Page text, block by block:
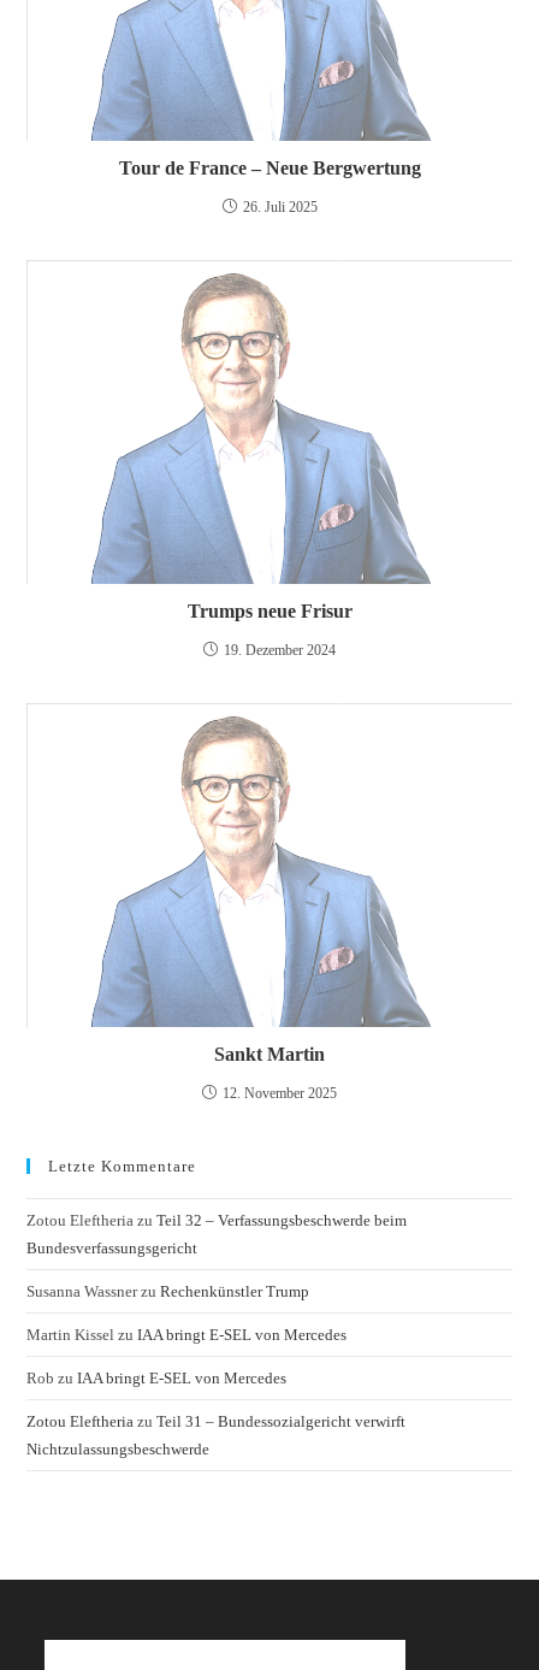
Tour de France – Neue Bergwertung
26. Juli 2025
Trumps neue Frisur
19. Dezember 2024
Sankt Martin
12. November 2025
Letzte Kommentare
Zotou Eleftheria zuTeil 32 – Verfassungsbeschwerde beim
Bundesverfassungsgericht
Susanna WassnerzuRechenkünstler Trump
Martin Kissel zuIAA bringt E-SEL von Mercedes
Rob zuIAA bringt E-SEL von Mercedes
Zotou Eleftheria zuTeil 31 – Bundessozialgericht verwirft
Nichtzulassungsbeschwerde